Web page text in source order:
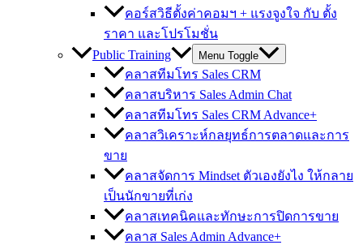
คอร์สวิธีตั้งค่าคอมฯ + แรงจูงใจ กับ ตั้ง
ราคา และโปรโมชั่น
Public Training
Menu Toggle
คลาสทีมโทร Sales CRM
คลาสบริหาร Sales Admin Chat
คลาสทีมโทร Sales CRM Advance+
คลาสวิเคราะห์กลยุทธ์การตลาดและการ
ขาย
คลาสจัดการ Mindset ตัวเองยังไง ให้กลาย
เป็นนักขายที่เก่ง
คลาสเทคนิคและทักษะการปิดการขาย
คลาส Sales Admin Advance+